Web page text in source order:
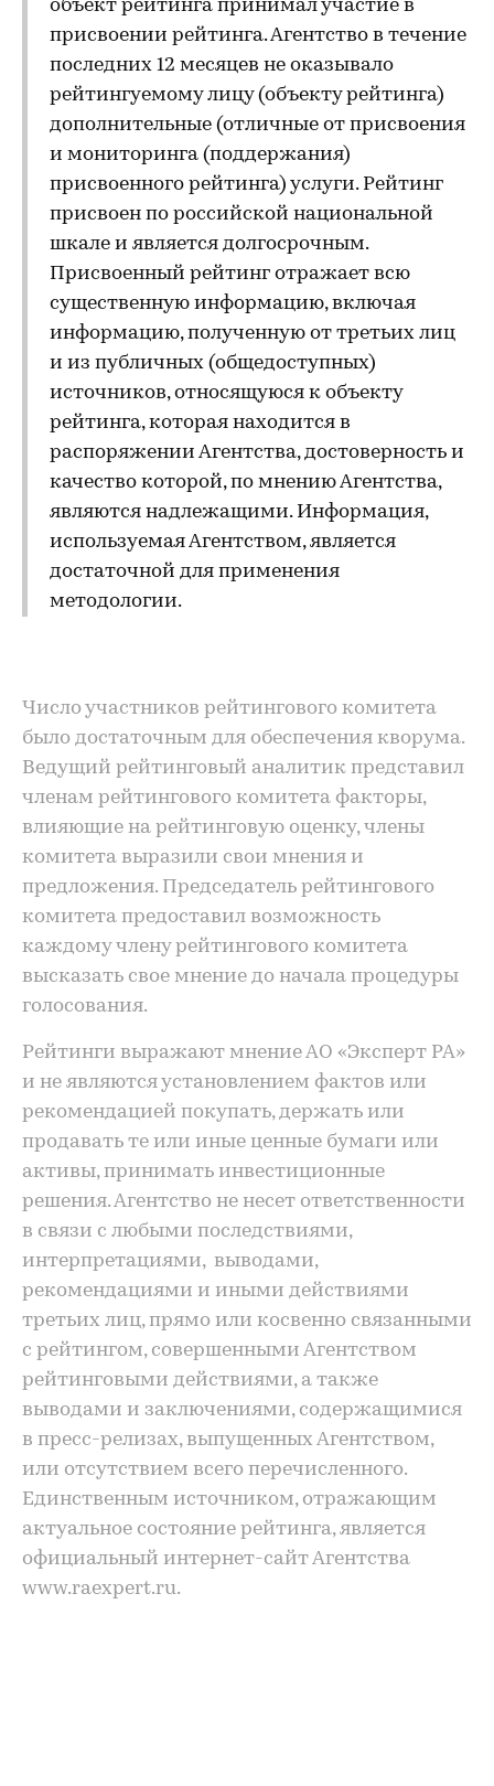
объект рейтинга принимал участие в
присвоении рейтинга. Агентство в течение
последних 12 месяцев не оказывало
рейтингуемому лицу (объекту рейтинга)
дополнительные (отличные от присвоения
и мониторинга (поддержания)
присвоенного рейтинга) услуги. Рейтинг
присвоен по российской национальной
шкале и является долгосрочным.
Присвоенный рейтинг отражает всю
существенную информацию, включая
информацию, полученную от третьих лиц
и из публичных (общедоступных)
источников, относящуюся к объекту
рейтинга, которая находится в
распоряжении Агентства, достоверность и
качество которой, по мнению Агентства,
являются надлежащими. Информация,
используемая Агентством, является
достаточной для применения
методологии.
Число участников рейтингового комитета
было достаточным для обеспечения кворума.
Ведущий рейтинговый аналитик представил
членам рейтингового комитета факторы,
влияющие на рейтинговую оценку, члены
комитета выразили свои мнения и
предложения. Председатель рейтингового
комитета предоставил возможность
каждому члену рейтингового комитета
высказать свое мнение до начала процедуры
голосования.
Рейтинги выражают мнение АО «Эксперт РА»
и не являются установлением фактов или
рекомендацией покупать, держать или
продавать те или иные ценные бумаги или
активы, принимать инвестиционные
решения. Агентство не несет ответственности
в связи с любыми последствиями,
интерпретациями, выводами,
рекомендациями и иными действиями
третьих лиц, прямо или косвенно связанными
с рейтингом, совершенными Агентством
рейтинговыми действиями, а также
выводами и заключениями, содержащимися
в пресс-релизах, выпущенных Агентством,
или отсутствием всего перечисленного.
Единственным источником, отражающим
актуальное состояние рейтинга, является
официальный интернет-сайт Агентства
www.raexpert.ru.